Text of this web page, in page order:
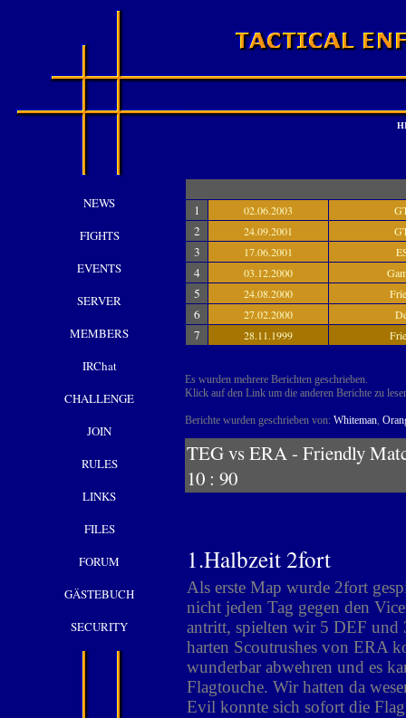
NEWS
FIGHTS
EVENTS
SERVER
MEMBERS
IRChat
CHALLENGE
JOIN
RULES
LINKS
FILES
FORUM
GÄSTEBUCH
SECURITY
1 02.06.2003
2 24.09.2001
3 17.06.2001
4 03.12.2000
5 24.08.2000
6 27.02.2000
7 28.11.1999
Es wurden mehrere Berichten geschrieben.
Klick auf den Link um die anderen Berichte zu
Berichte wurden geschrieben von: Whiteman,
TEG vs ERA -
10 : 90
1.Halbzeit 2fort
Als erste Map wurde 2fort
nicht jeden Tag gegen den
antritt, spielten wir 5 DEF und
harten Scoutrushes von ERA
wunderbar abwehren und es
Flagtouche. Wir hatten da
Evil konnte sich sofort die